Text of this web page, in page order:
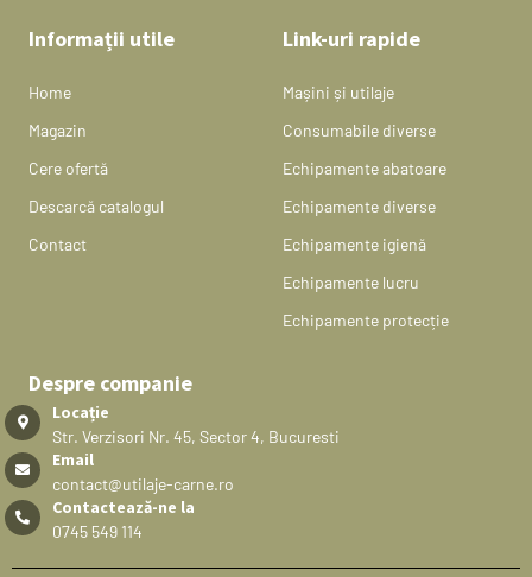
Informații utile
Home
Magazin
Cere ofertă
Descarcă catalogul
Contact
Link-uri rapide
Mașini și utilaje
Consumabile diverse
Echipamente abatoare
Echipamente diverse
Echipamente igienă
Echipamente lucru
Echipamente protecție
Despre companie
Locație
Str. Verzisori Nr. 45, Sector 4, Bucuresti
Email
contact@utilaje-carne.ro
Contactează-ne la
0745 549 114